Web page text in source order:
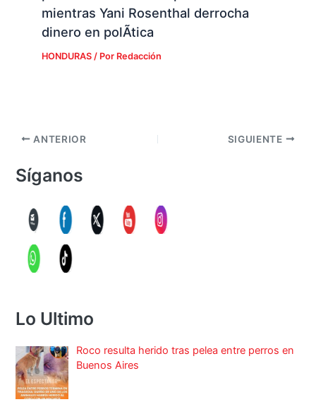
mientras Yani Rosenthal derrocha
dinero en polÃ­tica
HONDURAS/ Por Redacción
ANTERIOR SIGUIENTE
Síganos
Lo Ultimo
Roco resulta herido tras pelea entre perros en
Buenos Aires